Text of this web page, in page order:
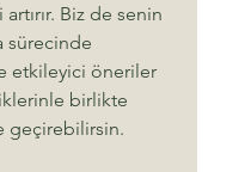
Biz de senin
sürecinde
etkileyici öneriler
birlikte
geçirebilirsin.